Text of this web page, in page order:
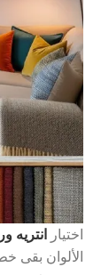
اختيار انتريه
الألوان بقى